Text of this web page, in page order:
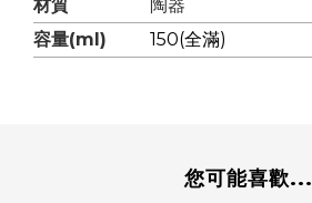
材質
陶器
容量(ml)
150(全滿)
您可能喜歡...